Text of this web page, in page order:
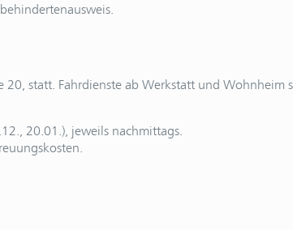
statt. Fahrdienste ab Werkstatt und Wohnheim
20.01.), jeweils nachmittags.